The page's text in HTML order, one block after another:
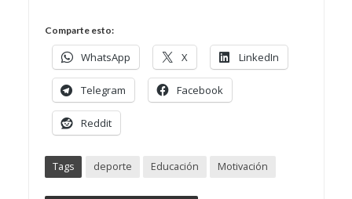
Comparte esto:
WhatsApp X LinkedIn
Telegram Facebook
Reddit
Tags deporte Educación Motivación